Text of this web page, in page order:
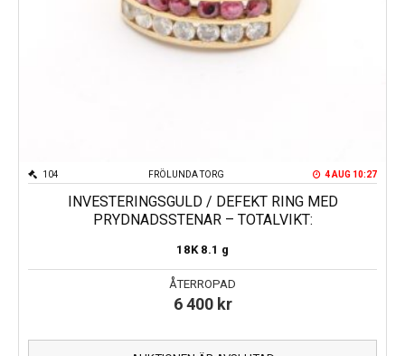
FRÖLUNDA TORG
104 4 AUG 10:27
INVESTERINGSGULD / DEFEKT RING MED
PRYDNADSSTENAR – TOTALVIKT:
18K 8.1 g
ÅTERROPAD
6 400 kr